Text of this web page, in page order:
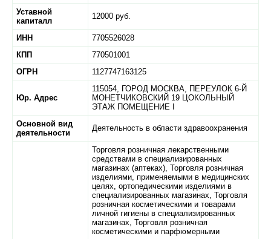
Уставной
капиталл
12000 руб.
ИНН
7705526028
КПП
770501001
ОГРН
1127747163125
Юр. Адрес
115054, ГОРОД МОСКВА, ПЕРЕУЛОК 6-Й
МОНЕТЧИКОВСКИЙ 19 ЦОКОЛЬНЫЙ
ЭТАЖ ПОМЕЩЕНИЕ I
Основной вид
деятельности
Деятельность в области здравоохранения
Торговля розничная лекарственными
средствами в специализированных
магазинах (аптеках), Торговля розничная
изделиями, применяемыми в медицинских
целях, ортопедическими изделиями в
специализированных магазинах, Торговля
розничная косметическими и товарами
личной гигиены в специализированных
магазинах, Торговля розничная
косметическими и парфюмерными